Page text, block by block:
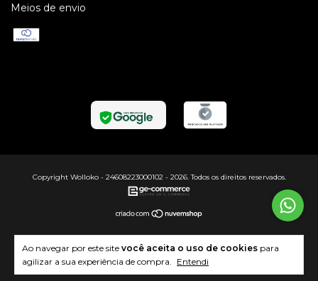
Ao navegar por este site você aceita o uso de cookies para
agilizar a sua experiência de compra. Entendi
Meios de envio
Copyright Wolloko - 24608223000102 - 2026. Todos os direitos reservados.